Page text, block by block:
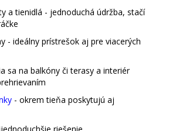
a tienidlá - jednoduchá údržba, stačí
- ideálny prístrešok aj pre viacerých
sa na balkóny či terasy a interiér
- okrem tieňa poskytujú aj
riešenie